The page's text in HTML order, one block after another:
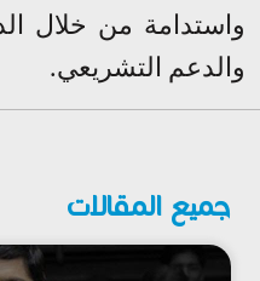
واستدامة من خلال
والدعم التشريعي.
جميع المقالات